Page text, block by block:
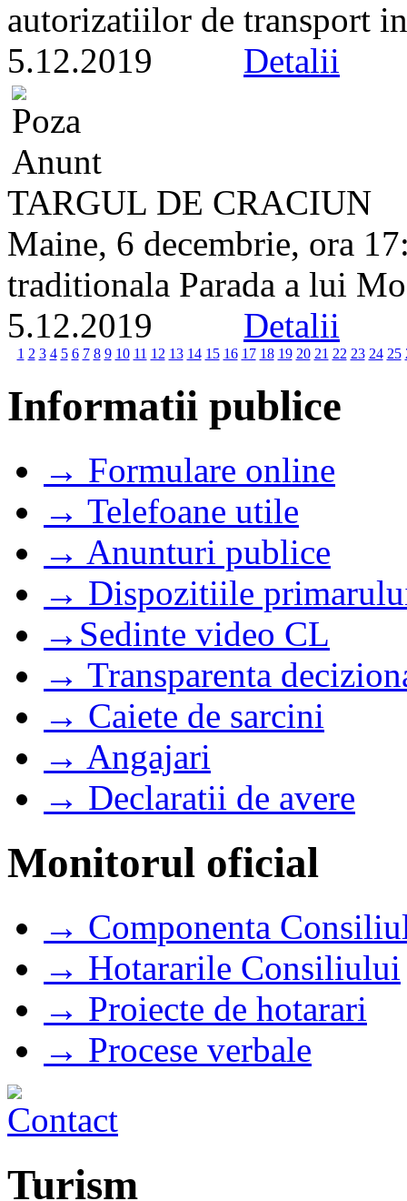
autorizatiilor de transport
5.12.2019 Detalii
TARGUL DE CRACIUN
Maine, 6 decembrie, ora
traditionala Parada a lui
5.12.2019 Detalii
1 2 3 4 5 6 7 8 9 10 11 12 13 14 15 16 17 18 19 20 21 22 23 24 25
Informatii publice
→ Formulare online
→ Telefoane utile
→ Anunturi publice
→ Dispozitiile
→Sedinte video CL
→ Transparenta
→ Caiete de sarcini
→ Angajari
→ Declaratii de avere
Monitorul oficial
→ Componenta
→ Hotararile Consiliului
→ Proiecte de hotarari
→ Procese verbale
Turism